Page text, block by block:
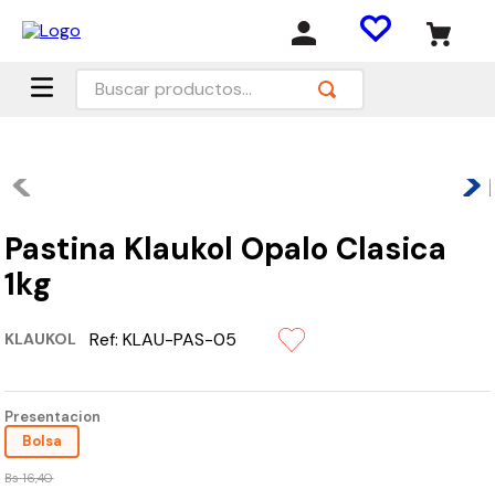
Buscar productos...
Pastina Klaukol Opalo Clasica
1kg
KLAUKOL Ref:KLAU-PAS-05
Presentacion
Bolsa
Bs 16,40